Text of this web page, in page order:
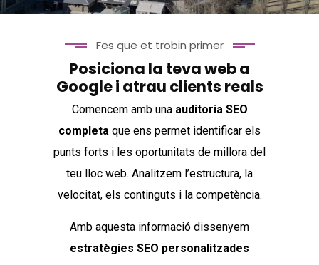
Fes que et trobin primer
Posiciona la teva web a
Google i atrau clients reals
Comencem amb una auditoria SEO
completa que ens permet identificar els
punts forts i les oportunitats de millora del
teu lloc web. Analitzem l’estructura, la
velocitat, els continguts i la competència.
Amb aquesta informació dissenyem
estratègies SEO personalitzades